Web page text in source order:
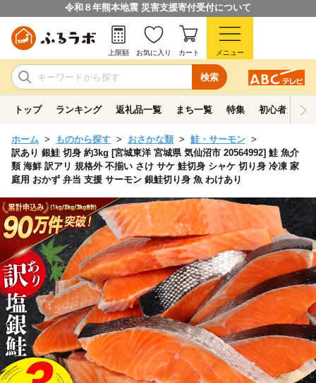
令和８年熊本地震 災害支援寄付受付について
検索
上限額 お気に入り カート メニュー
トップ ランキング 返礼品一覧 まち一覧 特集 初心者ガイド
ホーム ものから探す おさかな類
鮭・サーモン
訳あり 銀鮭 切身 約3kg [宮城東洋 宮城県 気仙沼市 20564992] 鮭 魚介
類 海鮮 訳アリ 規格外 不揃い さけ サケ 鮭切身 シャケ 切り身 冷凍 家
庭用 おかず 弁当 支援 サーモン 銀鮭切り身 魚 わけあり